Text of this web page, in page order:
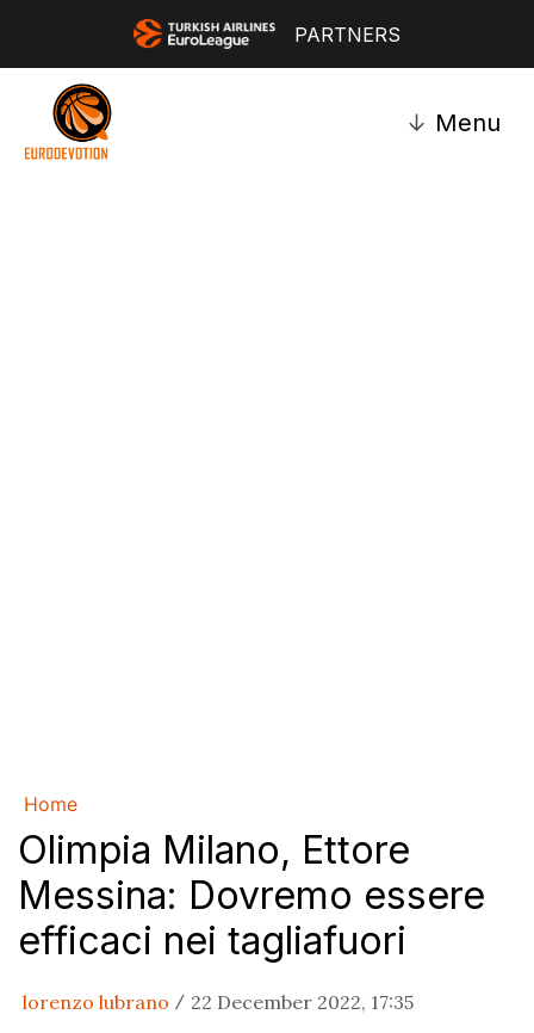
PARTNERS
↓ Menu
Home
Olimpia Milano, Ettore
Messina: Dovremo essere
efficaci nei tagliafuori
lorenzo lubrano / 22 December 2022, 17:35